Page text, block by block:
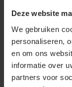
Deze website
We gebruiken
personaliseren,
en om ons
informatie over
partners voor
Neem gerust
beslissing, bij het
graag.